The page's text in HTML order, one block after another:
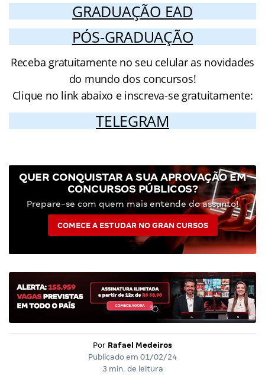
GRADUAÇÃO EAD
PÓS-GRADUAÇÃO
Receba gratuitamente no seu celular as novidades
do mundo dos concursos!
Clique no link abaixo e inscreva-se gratuitamente:
TELEGRAM
QUER CONQUISTAR A SUA APROVAÇÃO EM
CONCURSOS PÚBLICOS?
Prepare-se com quem mais entende do assunto!
COMECE A ESTUDAR NO GRAN CURSOS
Por Rafael Medeiros
Publicado em 01/02/24
3 min. de leitura